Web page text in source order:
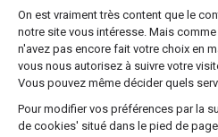
dynamique du débat. Les
parfois influencer les choix
diffusion biaisée des
rester critique envers la
Exemples concrets